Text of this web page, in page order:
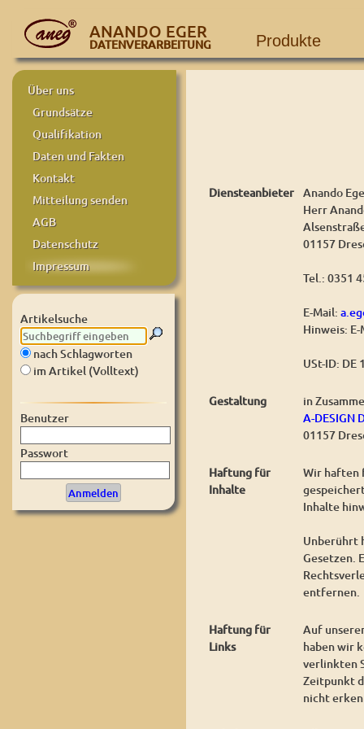
ANANDO EGER
DATENVERARBEITUNG Produkte
Über uns
Grundsätze
Qualifikation
Daten und Fakten
Kontakt
Mitteilung senden
AGB
Datenschutz
Impressum
Artikelsuche
nach Schlagworten
im Artikel (Volltext)
Benutzer
Passwort
Diensteanbieter Anando
Herr
01157
Tel.: 0351
E-Mail:
Hinweis:
USt-ID: DE
Gestaltung
in
A-DESIGN
01157
Haftung für
Inhalte
Wir haften
Inhalte
Unberührt
Gesetzen.
entfernen.
Haftung für
Links
Auf
haben wir
verlinkten
Zeitpunkt
nicht